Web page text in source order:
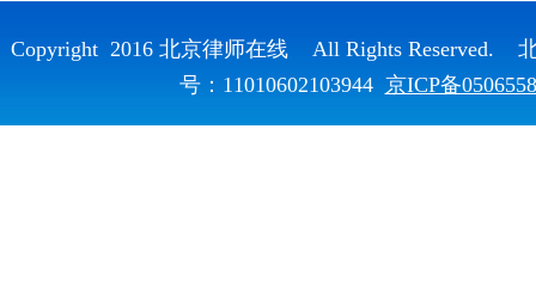
Copyright 2016 北京律师在线 All Rights Reserved.
号：11010602103944 京ICP备